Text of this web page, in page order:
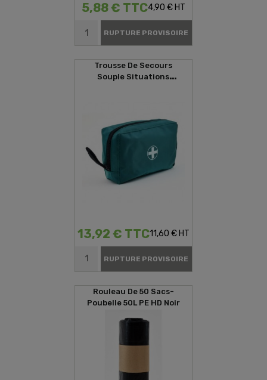
5,88 € TTC4,90 € HT
RUPTURE PROVISOIRE
Trousse De Secours
Souple Situations
13,92 € TTC11,60 € HT
RUPTURE PROVISOIRE
Rouleau De 50 Sacs-
Poubelle 50L PE HD Noir